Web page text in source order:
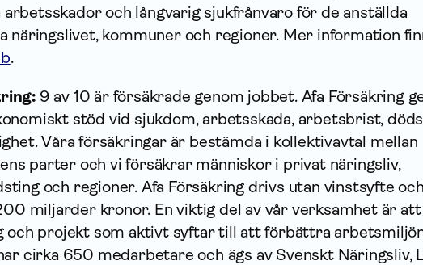
och långvarig sjukfrånvaro för de anställda
näringslivet, kommuner och regioner. Mer information
.
9 av 10 är försäkrade genom jobbet. Afa Försäkring
stöd vid sjukdom, arbetsskada, arbetsbrist,
Våra försäkringar är bestämda i kollektivavtal mellan
parter och vi försäkrar människor i privat näringsliv,
och regioner. Afa Försäkring drivs utan vinstsyfte och
miljarder kronor. En viktig del av vår verksamhet är att
och projekt som aktivt syftar till att förbättra
cirka 650 medarbetare och ägs av Svenskt Näringsliv,